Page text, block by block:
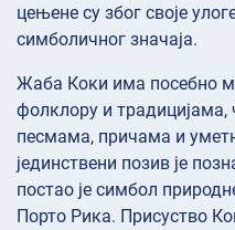
цењене су због своје
симболичног значаја.
Жаба Коки има посебно
фолклору и традицијама,
песмама, причама и
јединствени позив је
постао је симбол
Порто Рика. Присуство